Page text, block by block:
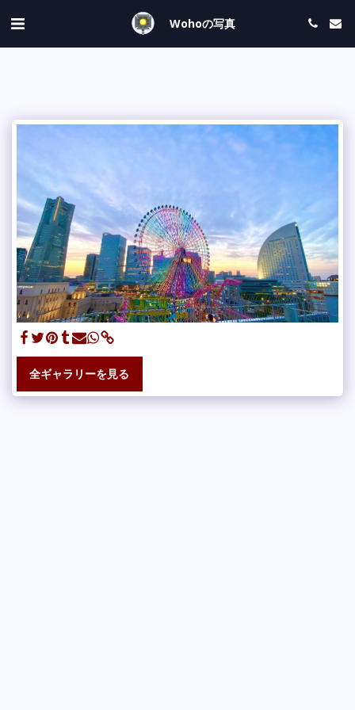
Wohoの写真
全ギャラリーを見る